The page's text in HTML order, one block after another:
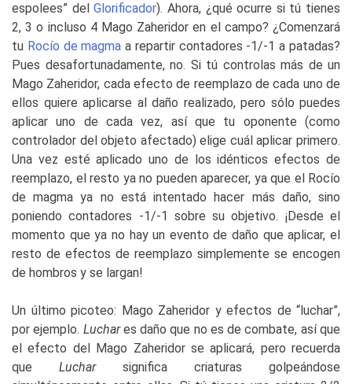
espolees” delGlorificador). Ahora, ¿qué ocurre si tú tienes
2, 3 o incluso 4 Mago Zaheridor en el campo? ¿Comenzará
tu Rocío de magma a repartir contadores -1/-1 a patadas?
Pues desafortunadamente, no. Si tú controlas más de un
Mago Zaheridor, cada efecto de reemplazo de cada uno de
ellos quiere aplicarse al daño realizado, pero sólo puedes
aplicar uno de cada vez, así que tu oponente (como
controlador del objeto afectado) elige cuál aplicar primero.
Una vez esté aplicado uno de los idénticos efectos de
reemplazo, el resto ya no pueden aparecer, ya que el Rocío
de magma ya no está intentado hacer más daño, sino
poniendo contadores -1/-1 sobre su objetivo. ¡Desde el
momento que ya no hay un evento de daño que aplicar, el
resto de efectos de reemplazo simplemente se encogen
de hombros y se largan!
Un último picoteo: Mago Zaheridor y efectos de “luchar”,
por ejemplo. Luchares daño que no es de combate, así que
el efecto del Mago Zaheridor se aplicará, pero recuerda
que Lucharsignifica criaturas golpeándose